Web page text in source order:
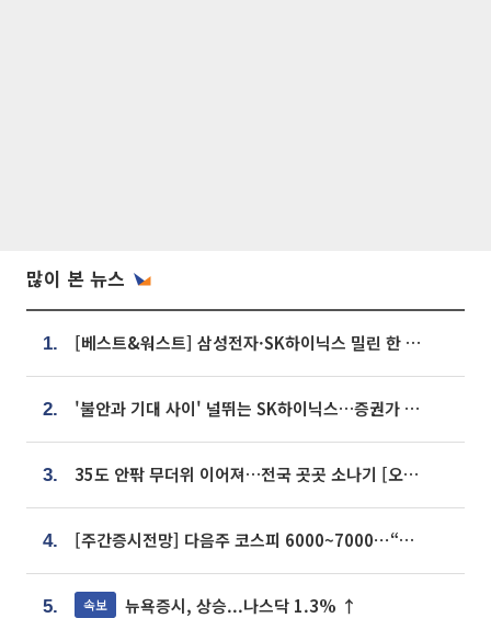
많이 본 뉴스
1. [베스트&워스트] 삼성전자·SK하이닉스 밀린 한 주…상상인증권은 85% 급등
2. '불안과 기대 사이' 널뛰는 SK하이닉스…증권가 "HBM4·LTA 기반 펀터멘털 견고"
3. 35도 안팎 무더위 이어져…전국 곳곳 소나기 [오늘 날씨]
4. [주간증시전망] 다음주 코스피 6000~7000⋯“外人 수급은 정책이 변수”
5. 속보 뉴욕증시, 상승...나스닥 1.3% ↑